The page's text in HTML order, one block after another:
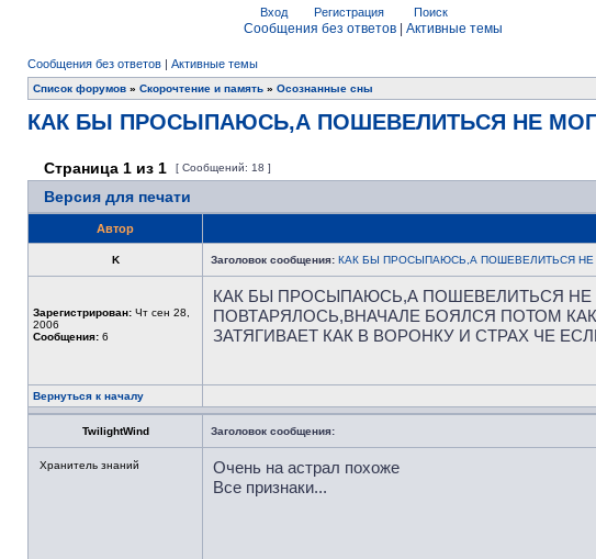
Вход Регистрация Поиск
Сообщения без ответов Активные темы
Сообщения без ответов | Активные темы
Список форумов » Скорочтение и память » Осознанные сны
КАК БЫ ПРОСЫПАЮСЬ,А ПОШЕВЕЛИТЬСЯ НЕ
Страница 1 из 1 [ Сообщений: 18 ]
Версия для печати
Автор
K Заголовок сообщения: КАК БЫ ПРОСЫПАЮСЬ,А ПОШЕВЕЛИТЬСЯ НЕ
Зарегистрирован: Чт сен 28,
2006
Сообщения: 6
КАК БЫ ПРОСЫПАЮСЬ,А ПОШЕВЕЛИТЬСЯ НЕ
ПОВТАРЯЛОСЬ,ВНАЧАЛЕ БОЯЛСЯ ПОТОМ
ЗАТЯГИВАЕТ КАК В ВОРОНКУ И СТРАХ ЧЕ
Вернуться к началу
TwilightWind Заголовок сообщения:
Хранитель знаний
Очень на астрал похоже
Все признаки...